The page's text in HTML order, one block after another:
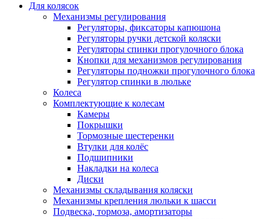
Для колясок
Механизмы регулирования
Регуляторы, фиксаторы капюшона
Регуляторы ручки детской коляски
Регуляторы спинки прогулочного блока
Кнопки для механизмов регулирования
Регуляторы подножки прогулочного блока
Регулятор спинки в люльке
Колеса
Комплектующие к колесам
Камеры
Покрышки
Тормозные шестеренки
Втулки для колёс
Подшипники
Накладки на колеса
Диски
Механизмы складывания коляски
Механизмы крепления люльки к шасси
Подвеска, тормоза, амортизаторы